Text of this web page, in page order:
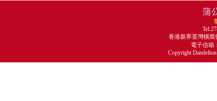
蒲
香港新界荃灣橫窩
電子信箱
Copyright